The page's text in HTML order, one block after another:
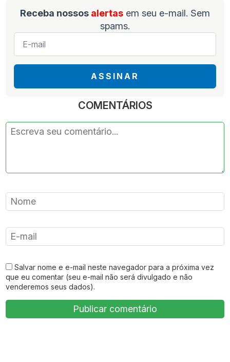
Receba nossos alertas em seu e-mail. Sem
spams.
E-
mail
ASSINAR
COMENTÁRIOS
Salvar nome e e-mail neste navegador para a próxima vez
que eu comentar (seu e-mail não será divulgado e não
venderemos seus dados).